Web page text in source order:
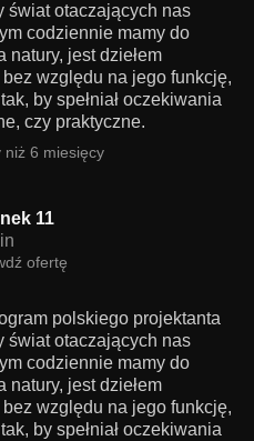
świat otaczających nas
codziennie mamy do
jest dziełem
względu na jego funkcję,
by spełniał oczekiwania
czy praktyczne.
niż 6 miesięcy
11
ofertę
polskiego projektanta
świat otaczających nas
codziennie mamy do
jest dziełem
względu na jego funkcję,
by spełniał oczekiwania